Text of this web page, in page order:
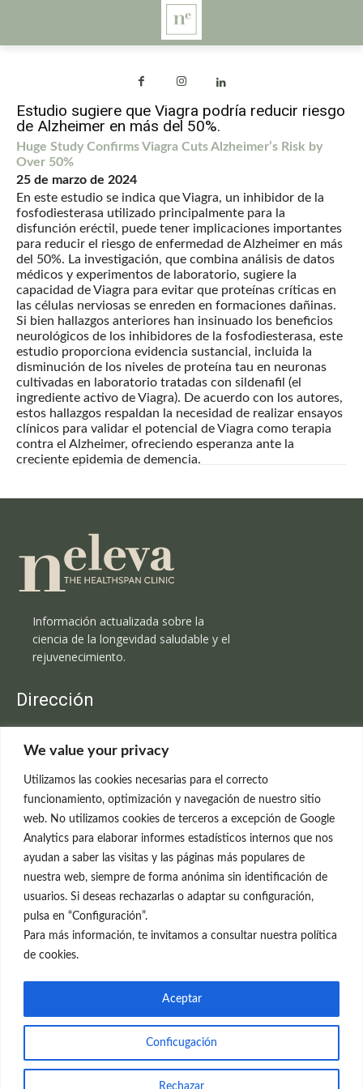
We value your privacy
Utilizamos las cookies necesarias para el correcto
funcionamiento, optimización y navegación de nuestro sitio
web. No utilizamos cookies de terceros a excepción de Google
Analytics para elaborar informes estadísticos internos que nos
ayudan a saber las visitas y las páginas más populares de
nuestra web, siempre de forma anónima sin identificación de
usuarios. Si deseas rechazarlas o adaptar su configuración,
pulsa en “Configuración”.
Para más información, te invitamos a consultar nuestra política
de cookies.
Conficugación
Rechazar
Aceptar
Estudio sugiere que Viagra podría reducir riesgo
de Alzheimer en más del 50%.
Huge Study Confirms Viagra Cuts Alzheimer’s Risk by
Over 50%
25 de marzo de 2024
En este estudio se indica que Viagra, un inhibidor de la
fosfodiesterasa utilizado principalmente para la
disfunción eréctil, puede tener implicaciones importantes
para reducir el riesgo de enfermedad de Alzheimer en más
del 50%. La investigación, que combina análisis de datos
médicos y experimentos de laboratorio, sugiere la
capacidad de Viagra para evitar que proteínas críticas en
las células nerviosas se enreden en formaciones dañinas.
Si bien hallazgos anteriores han insinuado los beneficios
neurológicos de los inhibidores de la fosfodiesterasa, este
estudio proporciona evidencia sustancial, incluida la
disminución de los niveles de proteína tau en neuronas
cultivadas en laboratorio tratadas con sildenafil (el
ingrediente activo de Viagra). De acuerdo con los autores,
estos hallazgos respaldan la necesidad de realizar ensayos
clínicos para validar el potencial de Viagra como terapia
contra el Alzheimer, ofreciendo esperanza ante la
creciente epidemia de demencia.
Información actualizada sobre la
ciencia de la longevidad saludable y el
rejuvenecimiento.
Dirección
C/Claudio Coello, 19 - 1º
699 595 619
rejuvenecimiento@clinicaneleva.com
Información Legal
Política de Privacidad
Política de Cookies
© el Radar del Rejuvenecimiento